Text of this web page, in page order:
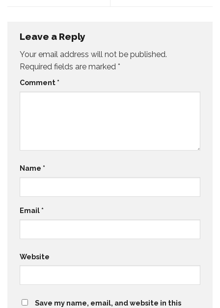
Leave a Reply
Your email address will not be published.
Required fields are marked *
Comment *
Name *
Email *
Website
Save my name, email, and website in this